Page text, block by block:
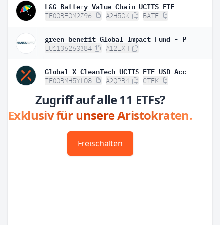
L&G Battery Value-Chain UCITS ETF
IE00BF0M2Z96 A2H5GK BATE
green benefit Global Impact Fund - P
LU1136260384 A12EXH
Global X CleanTech UCITS ETF USD Acc
IE00BMH5YL08 A2QPB4 CTEK
Zugriff auf alle 11 ETFs?
Exklusiv für unsere Aristokraten.
Freischalten